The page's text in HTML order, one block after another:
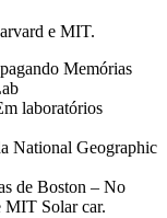
e MIT.
Memórias
laboratórios
National Geographic
de Boston – No
MIT Solar car.